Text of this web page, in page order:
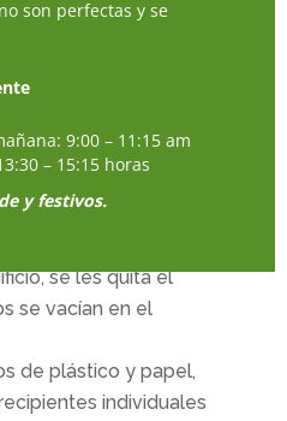
de los estantes
los estantes
cada día/turno
mohosos se sacan al
se les quita el
se vacían en el
de plástico y papel,
individuales
son perfectas y se
9:00 – 11:15 am
– 15:15 horas
y festivos.